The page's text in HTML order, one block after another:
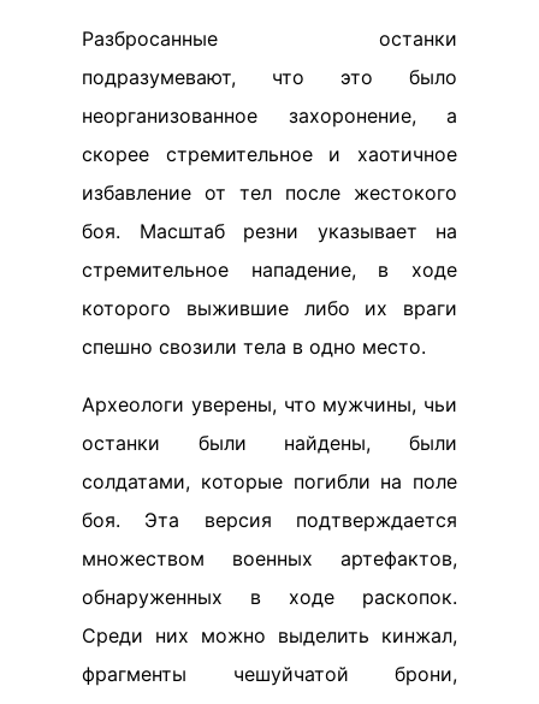
Разбросанные останки
подразумевают, что это было
неорганизованное захоронение, а
скорее стремительное и хаотичное
избавление от тел после жестокого
боя. Масштаб резни указывает на
стремительное нападение, в ходе
которого выжившие либо их враги
спешно свозили тела в одно место.
Археологи уверены, что мужчины, чьи
останки были найдены, были
солдатами, которые погибли на поле
боя. Эта версия подтверждается
множеством военных артефактов,
обнаруженных в ходе раскопок.
Среди них можно выделить кинжал,
фрагменты чешуйчатой брони,